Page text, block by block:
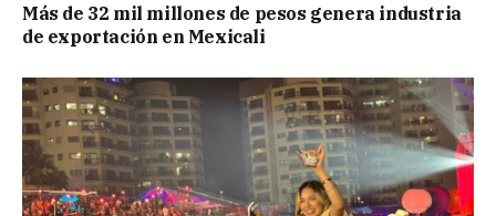
Más de 32 mil millones de pesos genera industria
de exportación en Mexicali